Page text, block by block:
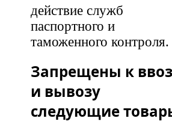
действие служб
паспортного и
таможенного контроля.
Запрещены к
и вывозу
следующие